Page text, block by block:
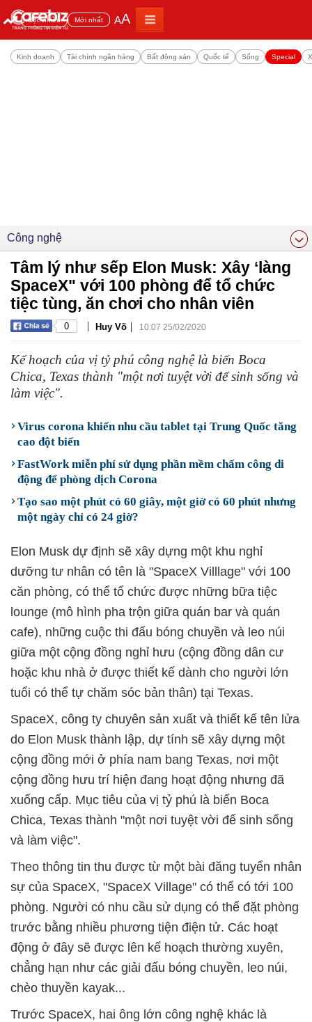
Đọc nhiều Mới nhất AA
Kinh doanh Tài chính ngân hàng Bất động sản Quốc tế Sống Special
Công nghệ
Tâm lý như sếp Elon Musk: Xây ‘làng
SpaceX" với 100 phòng để tổ chức
tiệc tùng, ăn chơi cho nhân viên
0 | Huy Võ | 10:07 25/02/2020
Kế hoạch của vị tỷ phú công nghệ là biến Boca
Chica, Texas thành "một nơi tuyệt vời để sinh sống và
làm việc".
Virus corona khiến nhu cầu tablet tại Trung Quốc tăng
cao đột biến
FastWork miễn phí sử dụng phần mềm chấm công di
động để phòng dịch Corona
Tạo sao một phút có 60 giây, một giờ có 60 phút nhưng
một ngày chỉ có 24 giờ?
Elon Musk dự định sẽ xây dựng một khu nghỉ
dưỡng tư nhân có tên là "SpaceX Villlage" với 100
căn phòng, có thể tổ chức được những bữa tiệc
lounge (mô hình pha trộn giữa quán bar và quán
cafe), những cuộc thi đấu bóng chuyền và leo núi
giữa một cộng đồng nghỉ hưu (cộng đồng dân cư
hoặc khu nhà ở được thiết kế dành cho người lớn
tuổi có thể tự chăm sóc bản thân) tại Texas.
SpaceX, công ty chuyên sản xuất và thiết kế tên lửa
do Elon Musk thành lập, dự tính sẽ xây dựng một
cộng đồng mới ở phía nam bang Texas, nơi một
cộng đồng hưu trí hiện đang hoạt động nhưng đã
xuống cấp. Mục tiêu của vị tỷ phú là biến Boca
Chica, Texas thành "một nơi tuyệt vời để sinh sống
và làm việc".
Theo thông tin thu được từ một bài đăng tuyển nhân
sự của SpaceX, "SpaceX Village" có thể có tới 100
phòng. Người có nhu cầu sử dụng có thể đặt phòng
trước bằng nhiều phương tiện điện tử. Các hoạt
động ở đây sẽ được lên kế hoạch thường xuyên,
chẳng hạn như các giải đấu bóng chuyền, leo núi,
chèo thuyền kayak...
Trước SpaceX, hai ông lớn công nghệ khác là